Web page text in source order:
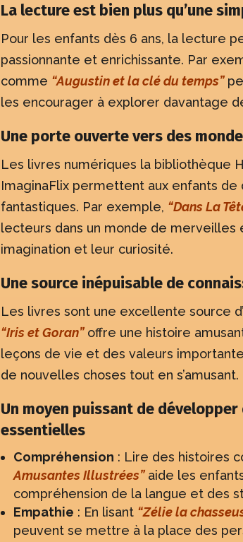
La lecture est bien plus qu’une
Pour les enfants dès 6 ans, la lecture
passionnante et enrichissante. Par
comme “Augustin et la clé du temps”
les encourager à explorer davantage
Une porte ouverte vers des
Les livres numériques la bibliothèque
ImaginaFlix permettent aux enfants de
fantastiques. Par exemple, “Dans La
lecteurs dans un monde de merveilles
imagination et leur curiosité.
Une source inépuisable de
Les livres sont une excellente source
“Iris et Goran”offre une histoire
leçons de vie et des valeurs
de nouvelles choses tout en s’amusant.
Un moyen puissant de
essentielles
Compréhension : Lire des histoires
Amusantes Illustrées”aide les
compréhension de la langue et des
Empathie : En lisant “Zélie la
peuvent se mettre à la place des